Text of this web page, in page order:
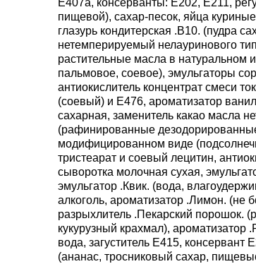
Е407а, консерванты: Е202, Е211,
пищевой), сахар-песок, яйца
глазурь кондитерская .В10. (пудра
нетемперируемый нелауринового
растительные масла в
пальмовое, соевое), эмульгаторы
антиокислитель концентрат смеси
(соевый) и Е476, ароматизатор
сахарная, заменитель какао масла
(рафинированные
модифицированном виде
тристеарат и соевый лецитин,
сыворотка молочная сухая,
эмульгатор .Квик. (вода,
алкоголь, ароматизатор .Лимон. (не
разрыхлитель .Пекарский порошок.
кукурузный крахмал), ароматизатор
вода, загуститель Е415, консервант
(ананас, тросниковый сахар,